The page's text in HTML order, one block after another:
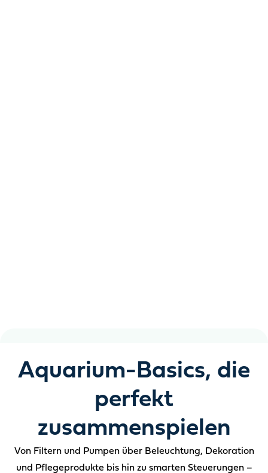
Aquarium-Basics, die
perfekt
zusammenspielen
Von Filtern und Pumpen über Beleuchtung, Dekoration
und Pflegeprodukte bis hin zu smarten Steuerungen –